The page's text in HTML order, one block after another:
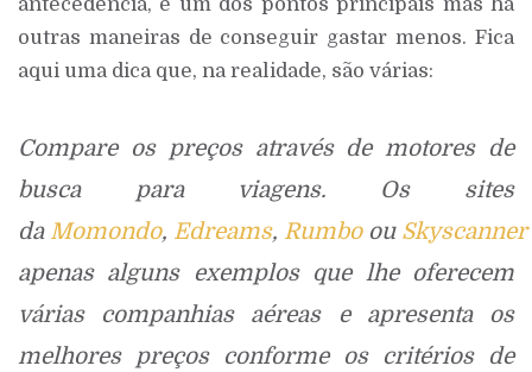
outras maneiras de conseguir gastar menos. Fica
aqui uma dica que, na realidade, são várias:
Compare os preços através de motores de
busca para viagens. Os sites
da Momondo, Edreams, Rumboou Skyscanner
apenas alguns exemplos que lhe oferecem
várias companhias aéreas e apresenta os
melhores preços conforme os critérios de